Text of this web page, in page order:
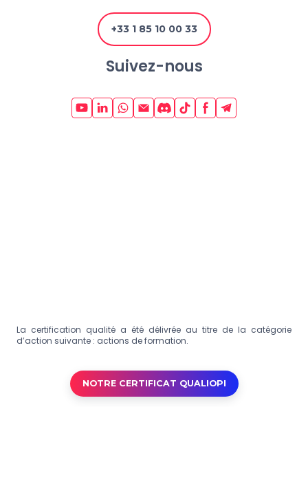
+33 1 85 10 00 33
Suivez-nous
La certification qualité a été délivrée au titre de la catégorie
d’action suivante : actions de formation.
NOTRE CERTIFICAT QUALIOPI